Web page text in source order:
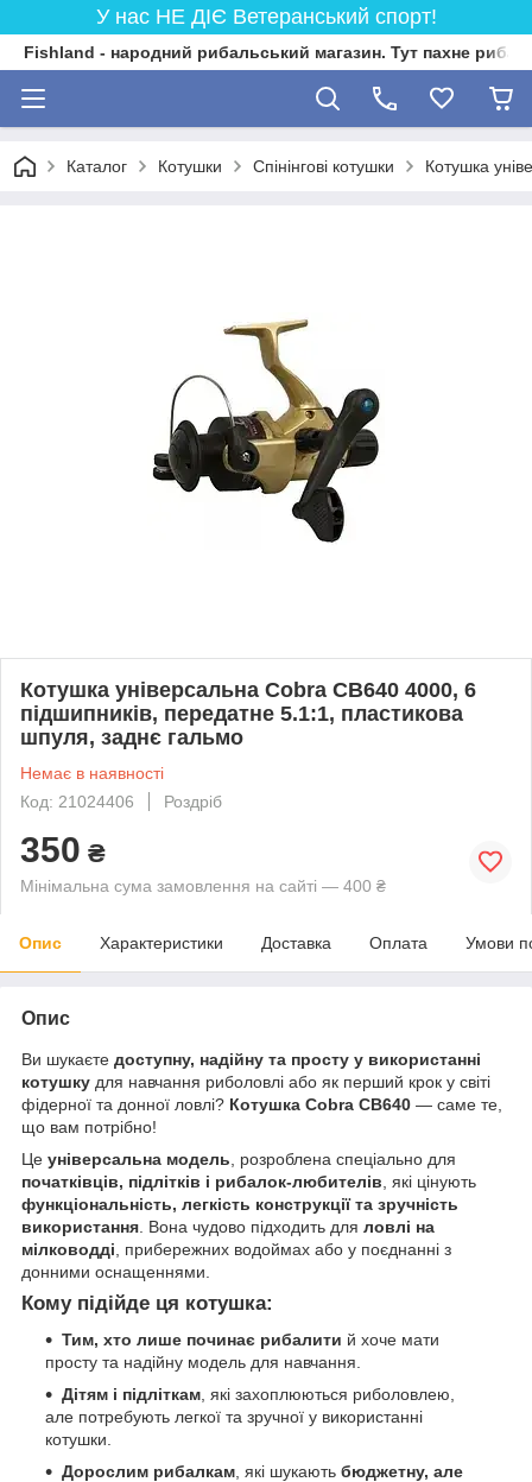
У нас НЕ ДІЄ Ветеранський спорт!
Fishland - народний рибальський магазин. Тут пахне
Каталог Котушки Спінінгові котушки Котушка
Котушка універсальна Cobra CB640 4000, 6
підшипників, передатне 5.1:1, пластикова
шпуля, заднє гальмо
Немає в наявності
Код: 21024406
Роздріб
350 ₴
Мінімальна сума замовлення на сайті — 400 ₴
Опис Характеристики Доставка Оплата Умови
Опис
Ви шукаєте доступну, надійну та просту у використанні
котушку для навчання риболовлі або як перший крок у світі
фідерної та донної ловлі? Котушка Cobra CB640 — саме те,
що вам потрібно!
Це універсальна модель , розроблена спеціально для
початківців, підлітків і рибалок-любителів , які цінують
функціональність, легкість конструкції та зручність
використання . Вона чудово підходить для ловлі на
мілководді , прибережних водоймах або у поєднанні з
донними оснащеннями.
Кому підійде ця котушка:
Тим, хто лише починає рибалити й хоче мати
просту та надійну модель для навчання.
Дітям і підліткам , які захоплюються риболовлею,
але потребують легкої та зручної у використанні
котушки.
Дорослим рибалкам , які шукають бюджетну, але